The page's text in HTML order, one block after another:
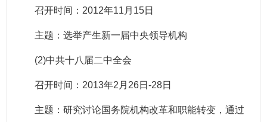
召开时间：2012年11月15日
主题：选举产生新一届中央领导机构
(2)中共十八届二中全会
召开时间：2013年2月26日-28日
主题：研究讨论国务院机构改革和职能转变，通过